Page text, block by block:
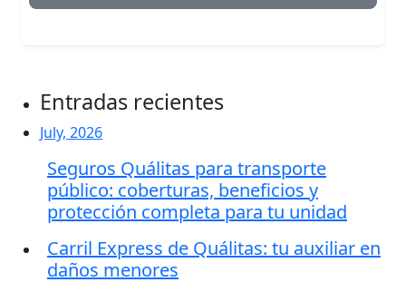
Entradas recientes
July, 2026
Seguros Quálitas para transporte
público: coberturas, beneficios y
protección completa para tu unidad
Carril Express de Quálitas: tu auxiliar en
daños menores